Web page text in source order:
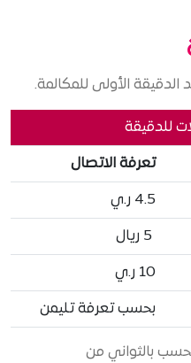
الأولى للمكالمة.
للدقيقة
تعرفة الاتصال
4.5 ر.ي
10 ر.ي
بحسب تعرفة تليمن
تحسب بالثواني من